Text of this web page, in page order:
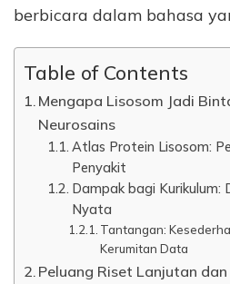
berbicara dalam bahasa
Table of Contents
Mengapa Lisosom Jadi
Neurosains
Atlas Protein Lisosom:
Penyakit
Dampak bagi Kurikulum:
Nyata
Tantangan:
Kerumitan Data
Peluang Riset Lanjutan